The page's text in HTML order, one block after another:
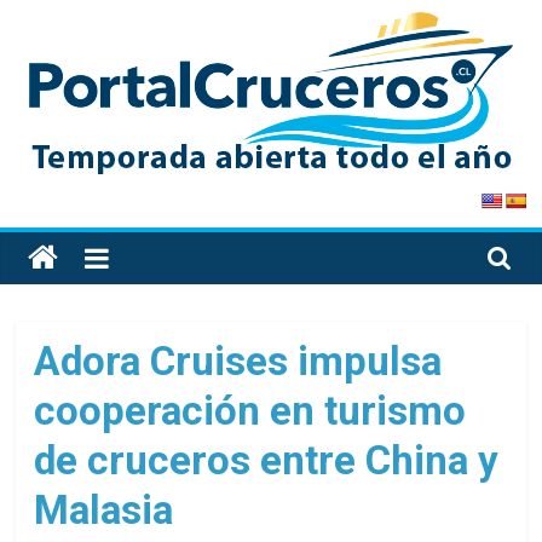
content
PortalCruceros
Toda
la
cruceros
en
solo
sitio
Adora Cruises impulsa
cooperación en turismo
de cruceros entre China y
Malasia